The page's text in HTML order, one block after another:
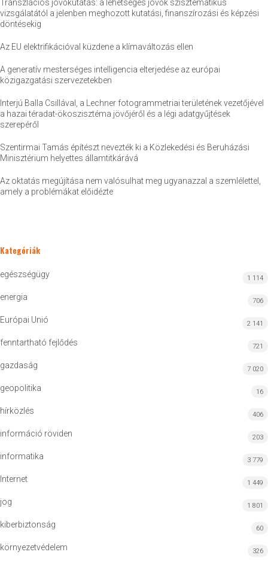
Transzlációs jövőkutatás: a lehetséges jövők szisztematikus
vizsgálatától a jelenben meghozott kutatási, finanszírozási és képzési
döntésekig
Az EU elektrifikációval küzdene a klímaváltozás ellen
A generatív mesterséges intelligencia elterjedése az európai
közigazgatási szervezetekben
Interjú Balla Csillával, a Lechner fotogrammetriai területének vezetőjével
a hazai téradat-ökoszisztéma jövőjéről és a légi adatgyűjtések
szerepéről
Szentirmai Tamás építészt nevezték ki a Közlekedési és Beruházási
Minisztérium helyettes államtitkárává
Az oktatás megújítása nem valósulhat meg ugyanazzal a szemlélettel,
amely a problémákat előidézte
Kategóriák
egészségügy 1 114
energia 706
Európai Unió 2 141
fenntartható fejlődés 721
gazdaság 7 020
geopolitika 16
hírközlés 406
információ röviden 203
informatika 3 779
Internet 1 449
jog 1 801
kiberbiztonság 60
környezetvédelem 326